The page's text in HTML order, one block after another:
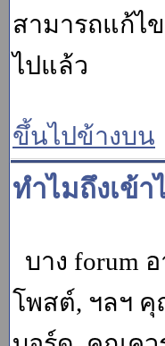
สามารถแก้ไ
ไปแล้ว
ขึ้นไปข้างบน
ทำไมถึงเข้า
บาง forum
โพสต์, ฯลฯ คุ